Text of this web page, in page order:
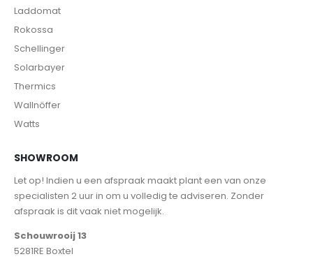
Laddomat
Rokossa
Schellinger
Solarbayer
Thermics
Wallnöffer
Watts
SHOWROOM
Let op! Indien u een afspraak maakt plant een van onze
specialisten 2 uur in om u volledig te adviseren. Zonder
afspraak is dit vaak niet mogelijk.
Schouwrooij 13
5281RE Boxtel